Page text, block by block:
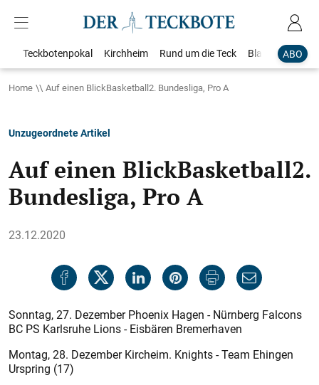
ABO
Teckbotenpokal Kirchheim Rund um die Teck Blaulicht
Home Auf einen BlickBasketball2. Bundesliga, Pro A
Unzugeordnete Artikel
Auf einen BlickBasketball2.
Bundesliga, Pro A
23.12.2020
Sonntag, 27. Dezember Phoenix Hagen - Nürnberg Falcons
BC PS Karlsruhe Lions - Eisbären Bremerhaven
Montag, 28. Dezember Kircheim. Knights - Team Ehingen
Urspring (17)